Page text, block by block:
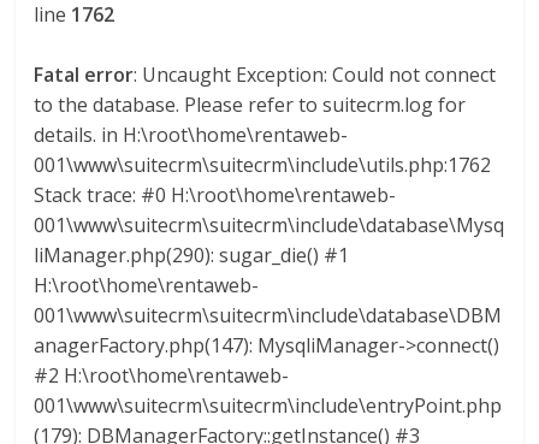
line 1762
Fatal error: Uncaught Exception: Could not connect
to the database. Please refer to suitecrm.log for
details. in H:\root\home\rentaweb-
001\www\suitecrm\suitecrm\include\utils.php:1762
Stack trace: #0 H:\root\home\rentaweb-
001\www\suitecrm\suitecrm\include\database\Mysq
liManager.php(290): sugar_die() #1
H:\root\home\rentaweb-
001\www\suitecrm\suitecrm\include\database\DBM
anagerFactory.php(147): MysqliManager->connect()
#2 H:\root\home\rentaweb-
001\www\suitecrm\suitecrm\include\entryPoint.php
(179): DBManagerFactory::getInstance() #3